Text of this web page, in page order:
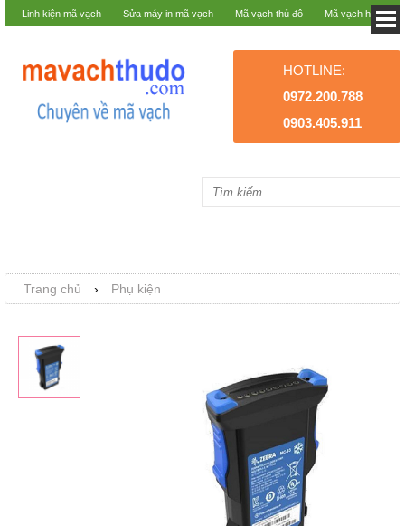
Linh kiện mã vạch Sửa máy in mã vạch Mã vạch thủ đô Mã vạch hà nội
HOTLINE:
0972.200.788
0903.405.911
Trang chủ › Phụ kiện